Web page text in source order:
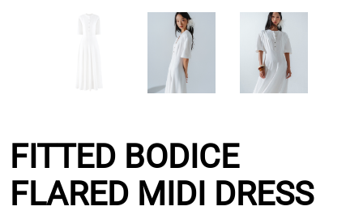
FITTED BODICE
FLARED MIDI DRESS